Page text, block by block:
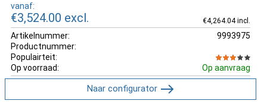
vanaf:
€3,524.00 excl. €4,264.04 incl.
Artikelnummer:
9993975
Productnummer:
Populairteit:
Op voorraad:
Op aanvraag
Naar configurator